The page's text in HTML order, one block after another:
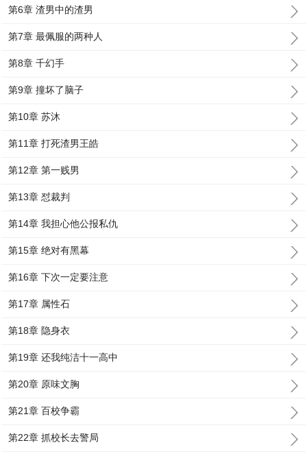
第6章 渣男中的渣男
第7章 最佩服的两种人
第8章 千幻手
第9章 撞坏了脑子
第10章 苏沐
第11章 打死渣男王皓
第12章 第一贱男
第13章 怼裁判
第14章 我担心他公报私仇
第15章 绝对有黑幕
第16章 下次一定要注意
第17章 属性石
第18章 隐身衣
第19章 还我纯洁十一高中
第20章 原味文胸
第21章 百校争霸
第22章 抓校长去警局